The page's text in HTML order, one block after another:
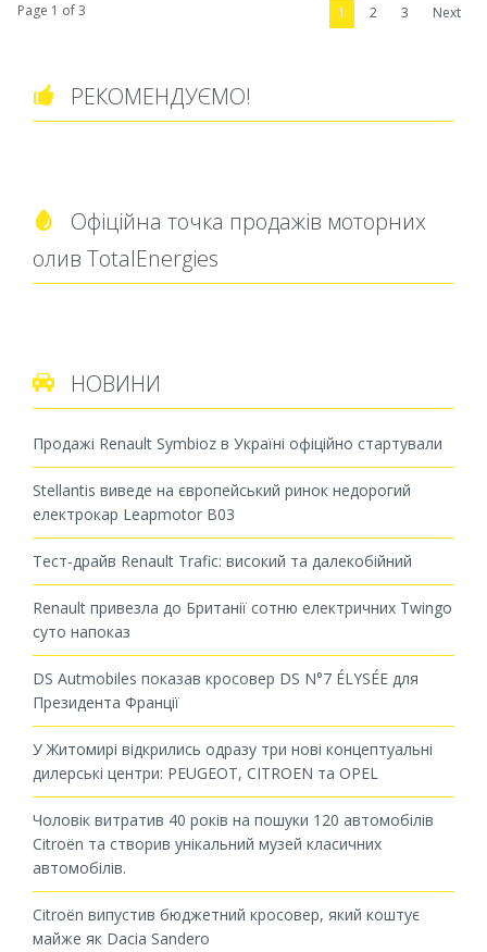
Page 1 of 3 1 2 3 Next
 РЕКОМЕНДУЄМО!

Офіційна точка продажів моторних
олив TotalEnergies
 НОВИНИ
Продажі Renault Symbioz в Україні офіційно стартували
Stellantis виведе на європейський ринок недорогий
електрокар Leapmotor B03
Тест-драйв Renault Trafic: високий та далекобійний
Renault привезла до Британії сотню електричних Twingo
суто напоказ
DS Autmobiles показав кросовер DS N°7 ÉLYSÉE для
Президента Франції
У Житомирі відкрились одразу три нові концептуальні
дилерські центри: PEUGEOT, CITROEN та OPEL
Чоловік витратив 40 років на пошуки 120 автомобілів
Citroën та створив унікальний музей класичних
автомобілів.
Citroën випустив бюджетний кросовер, який коштує
майже як Dacia Sandero